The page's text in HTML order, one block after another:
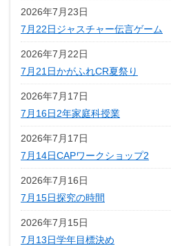
2026年7月23日
7月22日ジャスチャー伝言ゲーム
2026年7月22日
7月21日かがふれCR夏祭り
2026年7月17日
7月16日2年家庭科授業
2026年7月17日
7月14日CAPワークショップ2
2026年7月16日
7月15日探究の時間
2026年7月15日
7月13日学年目標決め